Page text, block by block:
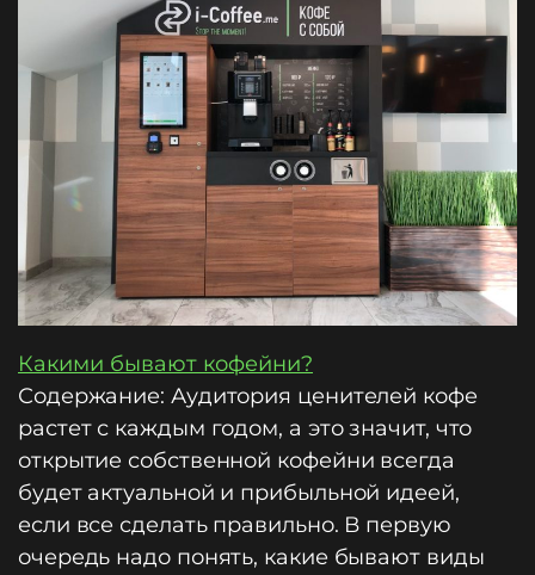
Какими бывают кофейни?
Содержание: Аудитория ценителей кофе
растет с каждым годом, а это значит, что
открытие собственной кофейни всегда
будет актуальной и прибыльной идеей,
если все сделать правильно. В первую
очередь надо понять, какие бывают виды